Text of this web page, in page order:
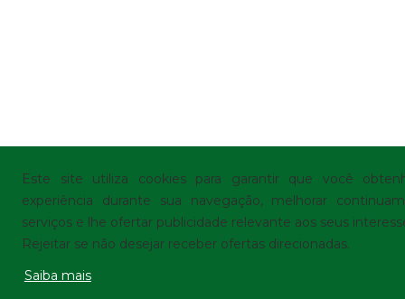
Este site utiliza cookies para garantir que você
experiência durante sua navegação, melhorar
serviços e lhe ofertar publicidade relevante aos seus
Rejeitar se não desejar receber ofertas direcionadas.
Saiba mais